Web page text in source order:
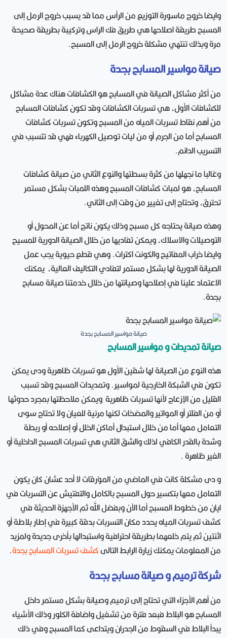
وايضا خروج ماسورة التوزيع من الرأس مما قد يسبب خروج الرمل إلى
المسبح طريقة اصلاحها هي طريق فك الراس وتركيبة بطريقة صحيحة
مرة وبذلك تنتهي مشكلة خروج الرمل إلى المسبح.
صيانة مواسير المسابح بجدة
من أكثر مشاكل الصيانة في المسابح هو الكشافات هناك عدة مشاكل
للكشافات الأول، هي تسربات الكشافات وقد تكون كشافات المسابح
من أهم نقاط تسربات المياه من المسبح وتكون تسربات كشافات
المسابح أما من الجرم أو من ليات توصيل الكهرباء فهي قد تتسبب في
التسريب الدائم.
وغالبا ما نجهلها من كثرة بسطتها والنوع الثاني من صيانة كشافات
المسابح، هو لمبات كشافات المسبح وهذه اللمبات بشكل مستمر
تحترق، وتحتاج إلى تغيير من وقت إلى الثاني.
وهذه صيانة يحتاجه كل مسبح وذلك يكون ناتج أما عن المحول أو
التوصيلات والاسلاك، ويمكن تفاديها من خلال الصيانة الدورية للمسيح
وايضا خراب المفاتيح والكونت اكترات. وهي قطع حيوية يجب عمل
الصيانة الدورية لها بشكل مستمر لتفادي التكاليف العالية، يمكنك
الاعتماد علينا في إصلاحها وصيانتها من خلال خدمتنا صيانة مسابح
بجدة.
صيانة مواسير المسابح بجدة
صيانة تمديدات و مواسير المسابح
هذه النوع من الصيانة لها شقين الأول هو تسربات ظاهرية ودى يمكن
تكون في الشبكة الخارجية لمواسير. وتمديدات المسبح وقد تسبب
القليل من الإزعاج لأنها تسربات ظاهرية ويمكن ملاحظتها بمجرد حدوثها
أو من الفلتر أو المواتير والمضخات لكنها مرئية للعيان ولا تحتاج سوى
التعامل معها أما من خلال استبدال أماكن الخلل أو إصلاحه أو ربطة
وشدة بالقدر الكافي لذلك والشق الثاني هي تسربات المسبح الداخلية أو
الغير ظاهرة .
و دى مشكلة كانت في الماضي من المؤرقات لا أحد عشان كان يكون
التعامل معها بتكسير حول المسبح بالكامل والتفتيش عن التسربات في
ايان من خطوط المسبح أما الآن وبفضل الله ثم الأجهزة الحديثة في
كشف تسربات المياه يحدد مكان التسربات بدقة كبيرة في إطار بلاطة أو
اثنتين ثم يتم خلعهما بطريقة احترافية واستبدالها بأخرى جديدة ولمزيد
من المعلومات يمكنك زيارة الرابط التالىكشف تسربات المسابح بجدة.
شركة ترميم و صيانة مسابح بجدة
من أهم الأجزاء التي تحتاج إلى ترميم وصيانة بشكل مستمر داخل
المسابح هو البلاط فبعد فترة من تشغيل واضافة الكلور وذلك الأشياء
يبدأ البلاط في السقوط من الجدران ويتداعى كما المسبح وفي ذلك